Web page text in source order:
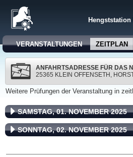
Hengststation
VERANSTALTUNGEN ZEITPLAN
ANFAHRTSADRESSE FÜR DAS
25365 KLEIN OFFENSETH,
Weitere Prüfungen der Veranstaltung in
SAMSTAG, 01. NOVEMBER 2025
SONNTAG, 02. NOVEMBER 2025